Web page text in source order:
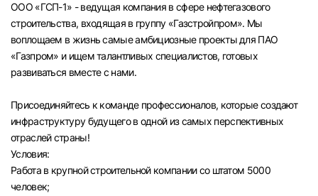
Пермь
Самара
Волгоград
Ульяновск
ООО «ГСП-1» - ведущая компания в сфере нефтегазового
строительства, входящая в группу «Газстройпром». Мы
воплощаем в жизнь самые амбициозные проекты для ПАО
«Газпром» и ищем талантливых специалистов, готовых
развиваться вместе с нами.
Присоединяйтесь к команде профессионалов, которые создают
инфраструктуру будущего в одной из самых перспективных
отраслей страны!
Условия:
Работа в крупной строительной компании со штатом 5000
человек;